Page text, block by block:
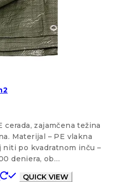
cerada, zajamčena težina
Materijal – PE vlakna
niti po kvadratnom inču –
deniera, ob…
QUICK VIEW